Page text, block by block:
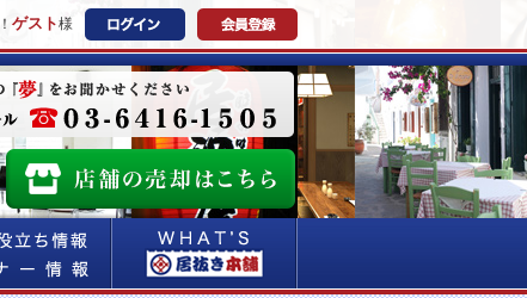
ゲスト様